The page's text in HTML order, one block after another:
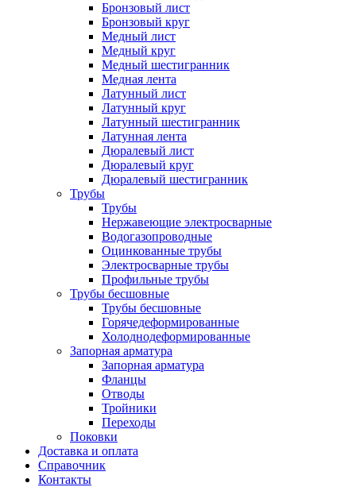
Бронзовый лист
Бронзовый круг
Медный лист
Медный круг
Медный шестигранник
Медная лента
Латунный лист
Латунный круг
Латунный шестигранник
Латунная лента
Дюралевый лист
Дюралевый круг
Дюралевый шестигранник
Трубы
Трубы
Нержавеющие электросварные
Водогазопроводные
Оцинкованные трубы
Электросварные трубы
Профильные трубы
Трубы бесшовные
Трубы бесшовные
Горячедеформированные
Холоднодеформированные
Запорная арматура
Запорная арматура
Фланцы
Отводы
Тройники
Переходы
Поковки
Доставка и оплата
Справочник
Контакты